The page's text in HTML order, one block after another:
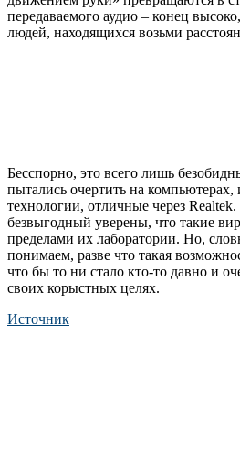
передаваемого аудио – конец
людей, находящихся возьми
Бесспорно, это всего лишь
пытались очертить на
технологии, отличные через
безвыгодный уверены, что такие
пределами их лаборатории. Но,
понимаем, разве что такая
что бы то ни стало кто-то давно и
своих корыстных целях.
Источник